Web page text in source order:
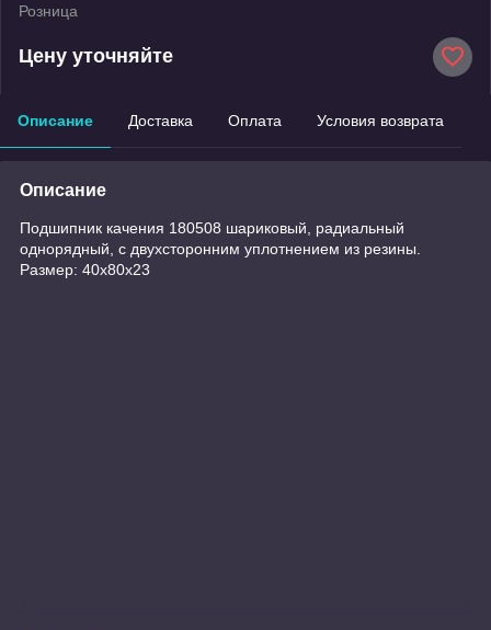
Розница
Цену уточняйте
Описание Доставка Оплата Условия возврата
Описание
Подшипник качения 180508 шариковый, радиальный
однорядный, с двухсторонним уплотнением из резины.
Размер: 40x80x23